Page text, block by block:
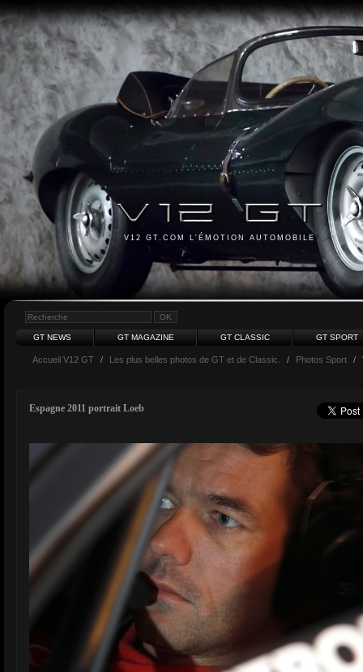
V12 GT.COM L'ÉMOTION AUTOMOBILE
GT NEWS GT MAGAZINE GT CLASSIC GT SPORT
Accueil V12 GT / Les plus belles photos de GT et de Classic. / Photos Sport /
Espagne 2011 portrait Loeb